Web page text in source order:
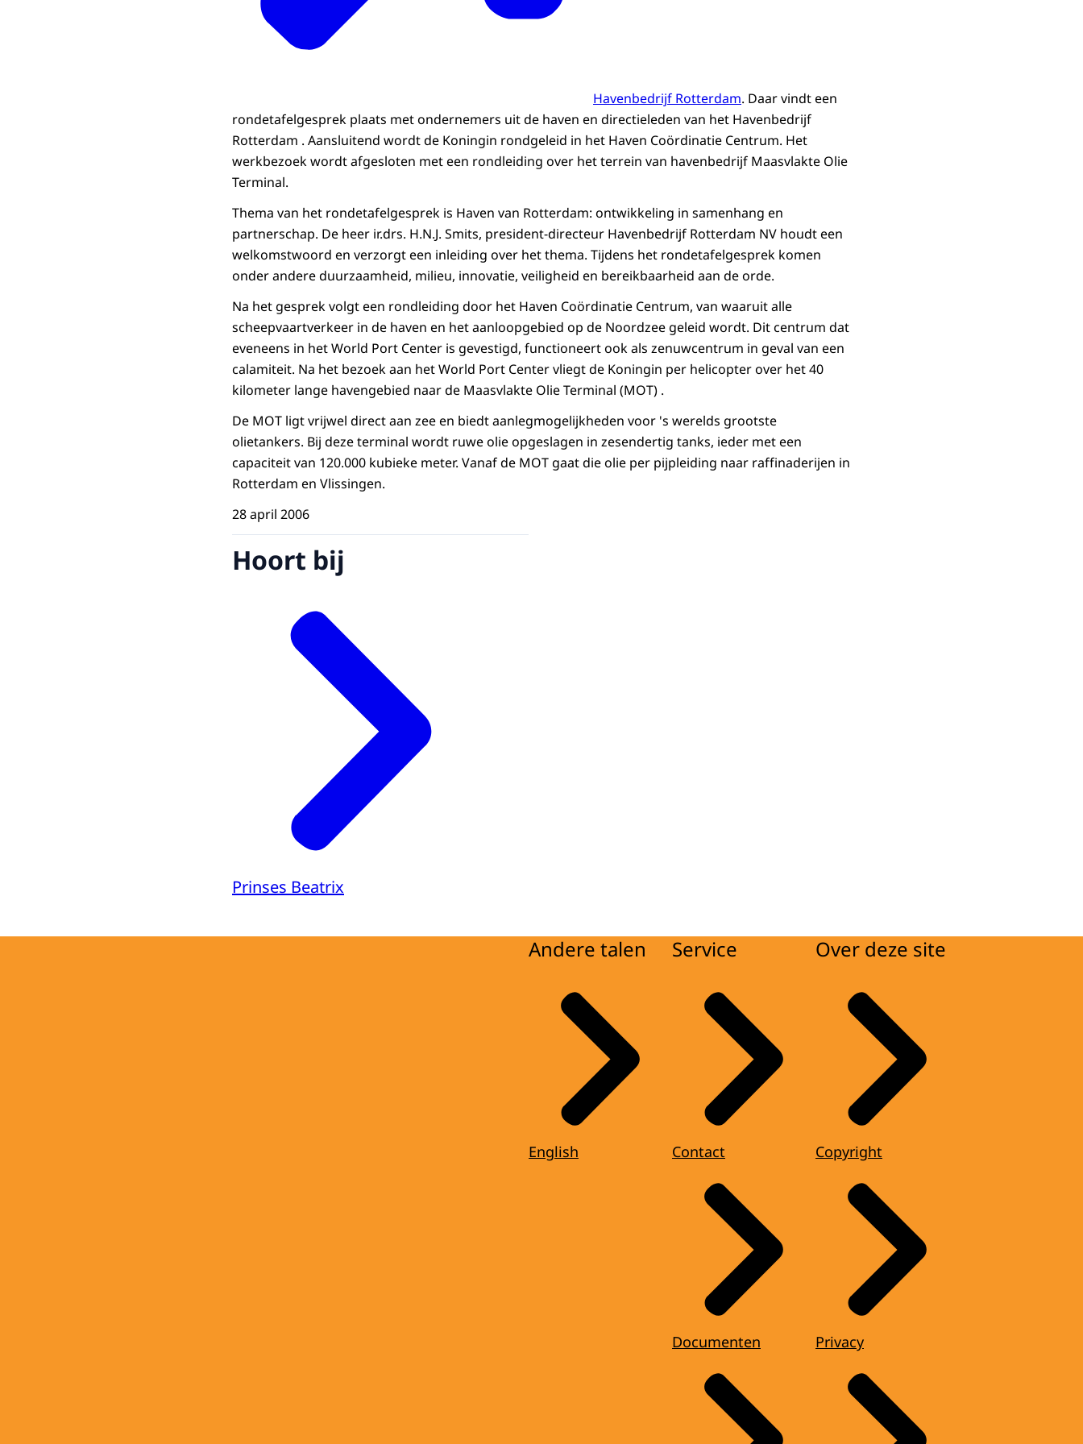
Havenbedrijf Rotterdam. Daar vindt een
rondetafelgesprek plaats met ondernemers uit de haven en directieleden van het Havenbedrijf
Rotterdam . Aansluitend wordt de Koningin rondgeleid in het Haven Coördinatie Centrum. Het
werkbezoek wordt afgesloten met een rondleiding over het terrein van havenbedrijf Maasvlakte Olie
Terminal.
Thema van het rondetafelgesprek is Haven van Rotterdam: ontwikkeling in samenhang en
partnerschap. De heer ir.drs. H.N.J. Smits, president-directeur Havenbedrijf Rotterdam NV houdt een
welkomstwoord en verzorgt een inleiding over het thema. Tijdens het rondetafelgesprek komen
onder andere duurzaamheid, milieu, innovatie, veiligheid en bereikbaarheid aan de orde.
Na het gesprek volgt een rondleiding door het Haven Coördinatie Centrum, van waaruit alle
scheepvaartverkeer in de haven en het aanloopgebied op de Noordzee geleid wordt. Dit centrum dat
eveneens in het World Port Center is gevestigd, functioneert ook als zenuwcentrum in geval van een
calamiteit. Na het bezoek aan het World Port Center vliegt de Koningin per helicopter over het 40
kilometer lange havengebied naar de Maasvlakte Olie Terminal (MOT) .
De MOT ligt vrijwel direct aan zee en biedt aanlegmogelijkheden voor 's werelds grootste
olietankers. Bij deze terminal wordt ruwe olie opgeslagen in zesendertig tanks, ieder met een
capaciteit van 120.000 kubieke meter. Vanaf de MOT gaat die olie per pijpleiding naar raffinaderijen in
Rotterdam en Vlissingen.
28 april 2006
Hoort bij
Prinses Beatrix
Andere talen
English
Service
Contact
Documenten
Over deze site
Copyright
Privacy